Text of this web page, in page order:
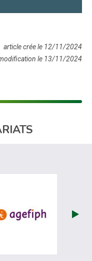
article crée le 12/11/2024
le 13/11/2024
site de Ministère du travail
visiter les